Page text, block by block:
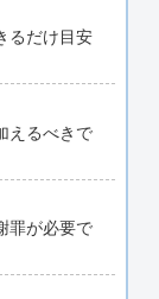
るだけ目安
えるべきで
罪が必要で